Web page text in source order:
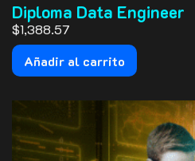
Diploma Data Engineer
$1,388.57
Añadir al carrito